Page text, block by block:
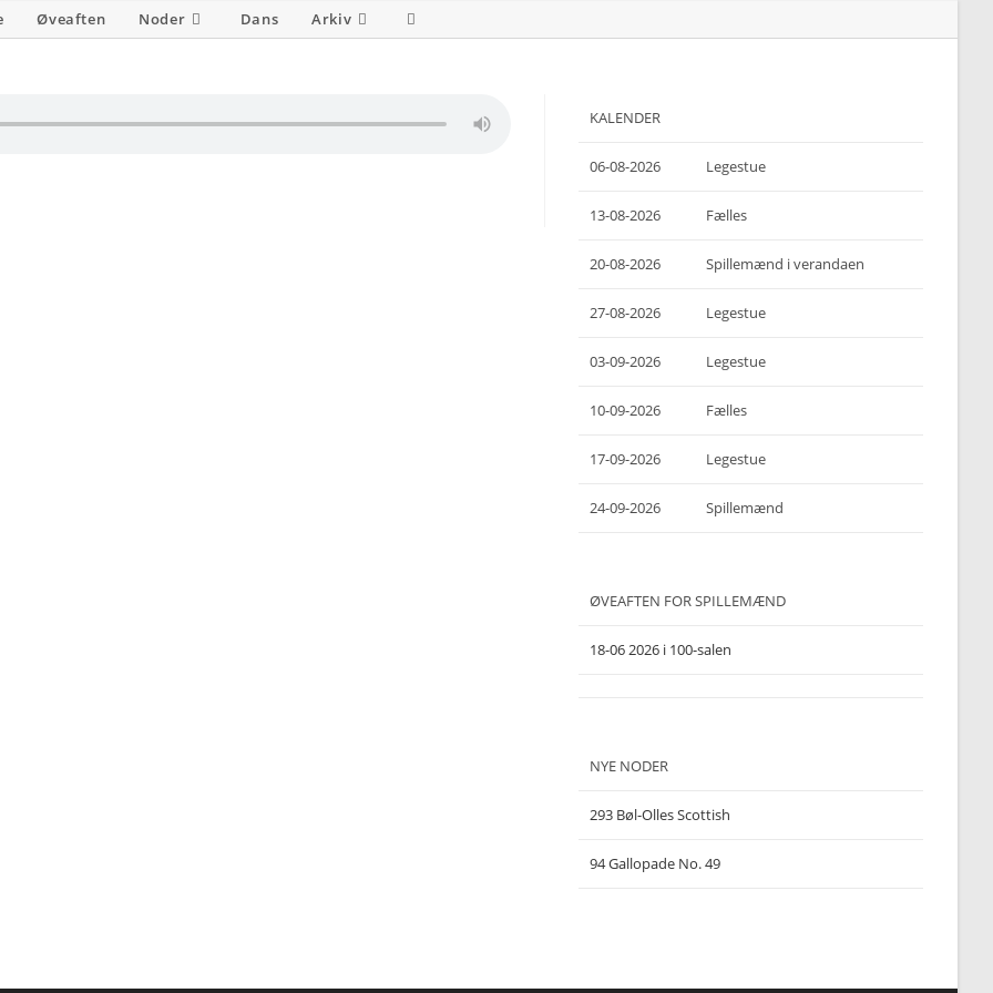
Øveaften Noder Dans Arkiv
Toggle
KALENDER
06-08-2026 Legestue
13-08-2026 Fælles
20-08-2026 Spillemænd i verandaen
27-08-2026 Legestue
03-09-2026 Legestue
10-09-2026 Fælles
17-09-2026 Legestue
24-09-2026 Spillemænd
ØVEAFTEN FOR SPILLEMÆND
18-06 2026 i 100-salen
NYE NODER
293 Bøl-Olles Scottish
94 Gallopade No. 49